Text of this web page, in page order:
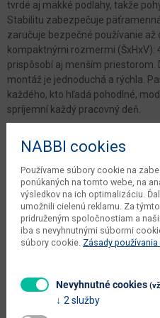
tvrdé aj mäkké podlahy, takže
Stabilitu zabezpečuje
zaručuje bezpečné používanie až
kompaktnými rozmermi (ŠxHxV):
prispôsobí aj menším priestorom.
montáž je jednoduchá a rýchla.
každého, kto hľadá pohodlné,
spríjemní každý pracovný deň.
Parametre
Šírka
Hĺbka
počet balíkov dodávateľa
váha s obalom dodávateľa
dodávateľa
NABBI cookies
Používame súbory cookie na
ponúkaných na tomto webe, na
výsledkov na ich optimalizáciu.
umožnili cielenú reklamu. Za
pridruženým spoločnostiam a
iba s nevyhnutnými súbormi
súbory cookie. Zásady
Nevyhnutné cookies
2 služby